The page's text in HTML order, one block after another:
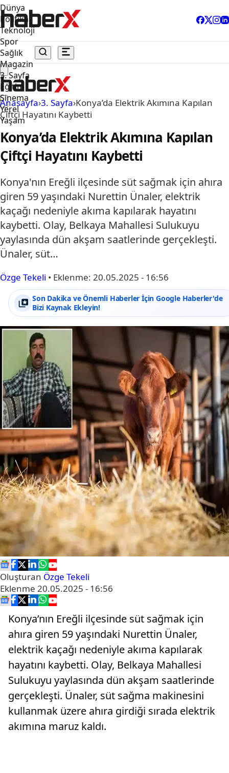
Dünya
Politika
Teknoloji
Spor
Sağlık
Magazin
3. Sayfa
Eğitim
Sinema
Yerel
Yaşam
Anasayfa›3. Sayfa›Konya’da Elektrik Akımına Kapılan
Çiftçi Hayatını Kaybetti
Konya’da Elektrik Akımına Kapılan
Çiftçi Hayatını Kaybetti
Konya'nın Ereğli ilçesinde süt sağmak için ahıra
giren 59 yaşındaki Nurettin Ünaler, elektrik
kaçağı nedeniyle akıma kapılarak hayatını
kaybetti. Olay, Belkaya Mahallesi Sulukuyu
yaylasında dün akşam saatlerinde gerçekleşti.
Ünaler, süt…
Özge Tekeli • Eklenme: 20.05.2025 - 16:56
Son Dakika ve Önemli Haberler İçin Google Haberler'de
Bizi Kaynak Ekleyin!
Oluşturan Özge Tekeli
Eklenme 20.05.2025 - 16:56
Konya’nın Ereğli ilçesinde süt sağmak için
ahıra giren 59 yaşındaki Nurettin Ünaler,
elektrik kaçağı nedeniyle akıma kapılarak
hayatını kaybetti. Olay, Belkaya Mahallesi
Sulukuyu yaylasında dün akşam saatlerinde
gerçekleşti. Ünaler, süt sağma makinesini
kullanmak üzere ahıra girdiği sırada elektrik
akımına maruz kaldı.